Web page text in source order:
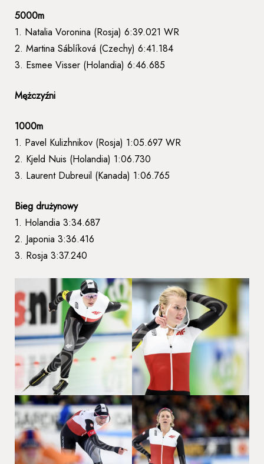
5000m
1. Natalia Voronina (Rosja) 6:39.021 WR
2. Martina Sáblíková (Czechy) 6:41.184
3. Esmee Visser (Holandia) 6:46.685
Mężczyźni
1000m
1. Pavel Kulizhnikov (Rosja) 1:05.697 WR
2. Kjeld Nuis (Holandia) 1:06.730
3. Laurent Dubreuil (Kanada) 1:06.765
Bieg drużynowy
1. Holandia 3:34.687
2. Japonia 3:36.416
3. Rosja 3:37.240